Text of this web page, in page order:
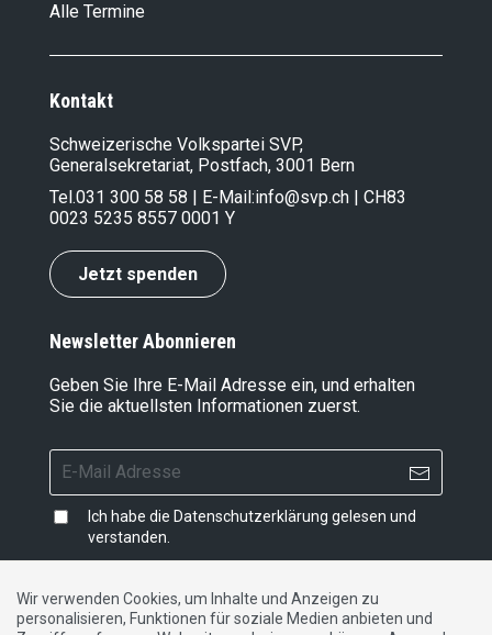
Alle Termine
Kontakt
Schweizerische Volkspartei SVP,
Generalsekretariat, Postfach, 3001 Bern
Tel.031 300 58 58 | E-Mail:info@svp.ch | CH83
0023 5235 8557 0001 Y
Jetzt spenden
Newsletter Abonnieren
Geben Sie Ihre E-Mail Adresse ein, und erhalten
Sie die aktuellsten Informationen zuerst.
Ich habe die Datenschutzerklärung gelesen und
verstanden.
Impressum|Datenschutzerklärung|Kontakt
Wir verwenden Cookies, um Inhalte und Anzeigen zu
personalisieren, Funktionen für soziale Medien anbieten und